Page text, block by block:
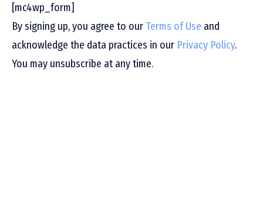
[mc4wp_form]
By signing up, you agree to our Terms of Use and
acknowledge the data practices in our Privacy Policy.
You may unsubscribe at any time.